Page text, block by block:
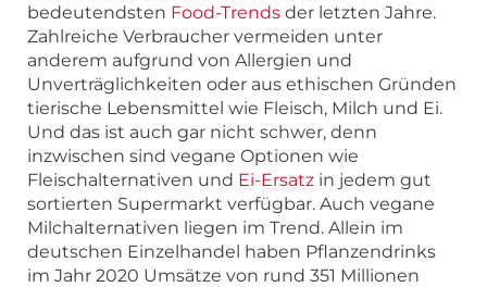
bedeutendsten Food-Trends der letzten Jahre.
Zahlreiche Verbraucher vermeiden unter
anderem aufgrund von Allergien und
Unverträglichkeiten oder aus ethischen Gründen
tierische Lebensmittel wie Fleisch, Milch und Ei.
Und das ist auch gar nicht schwer, denn
inzwischen sind vegane Optionen wie
Fleischalternativen und Ei-Ersatz in jedem gut
sortierten Supermarkt verfügbar. Auch vegane
Milchalternativen liegen im Trend. Allein im
deutschen Einzelhandel haben Pflanzendrinks
im Jahr 2020 Umsätze von rund 351 Millionen